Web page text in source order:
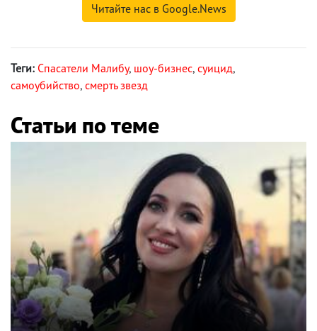
Читайте нас в Google.News
Теги: Спасатели Малибу, шоу-бизнес, суицид,
самоубийство, смерть звезд
Статьи по теме